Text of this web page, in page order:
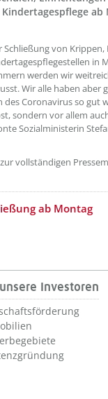
ab
Schließung von
in
werden wir
Wir alle haben aber
Coronavirus so gut
sondern vor allem
Sozialministerin
vollständigen
ab Montag
unsere Investoren